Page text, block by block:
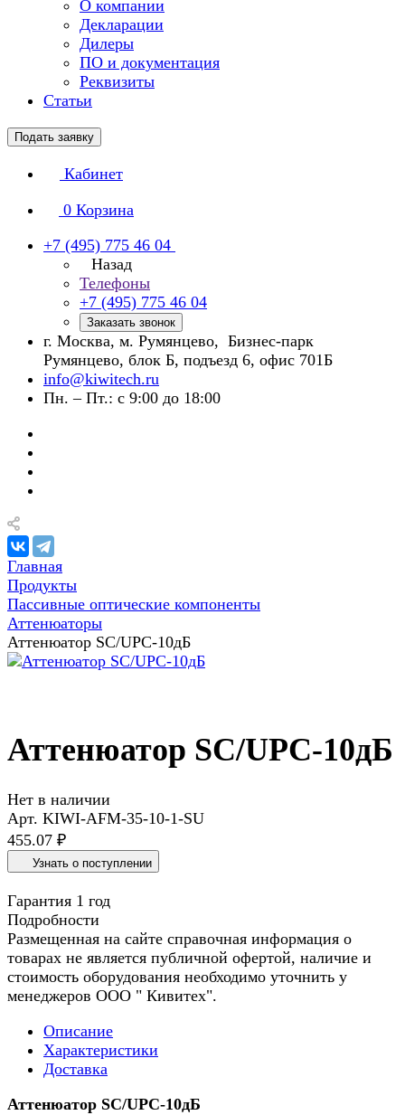
О компании
Декларации
Дилеры
ПО и документация
Реквизиты
Статьи
Подать заявку
Кабинет
0 Корзина
+7 (495) 775 46 04
Назад
Телефоны
+7 (495) 775 46 04
Заказать звонок
г. Москва, м. Румянцево, Бизнес-парк
Румянцево, блок Б, подъезд 6, офис 701Б
info@kiwitech.ru
Пн. – Пт.: с 9:00 до 18:00
Главная
Продукты
Пассивные оптические компоненты
Аттенюаторы
Аттенюатор SC/UPC-10дБ
Аттенюатор SC/UPC-10дБ
Нет в наличии
Арт. KIWI-AFM-35-10-1-SU
455.07 ₽
Узнать о поступлении
Гарантия 1 год
Подробности
Размещенная на сайте справочная информация о
товарах не является публичной офертой, наличие и
стоимость оборудования необходимо уточнить у
менеджеров ООО " Кивитех".
Описание
Характеристики
Доставка
Аттенюатор SC/UPC-10дБ